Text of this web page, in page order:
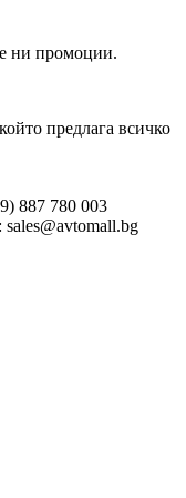
ни промоции.
предлага всичко
887 780 003